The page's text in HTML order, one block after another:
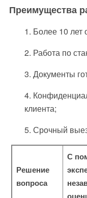
Преимущества
1. Более 10 лет
2. Работа по
3. Документы
4.
клиента;
5. Срочный
Решение
вопроса
С